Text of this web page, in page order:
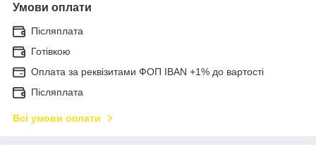
Умови оплати
Післяплата
Готівкою
Оплата за реквізитами ФОП IBAN +1% до вартості
Післяплата
Всі умови оплати